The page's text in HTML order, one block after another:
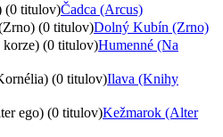
(0 titulov)Čadca (Arcus)
(0 titulov)Dolný Kubín (Zrno)
korze) (0 titulov)Humenné (Na
(0 titulov)Ilava (Knihy
ego) (0 titulov)Kežmarok (Alter